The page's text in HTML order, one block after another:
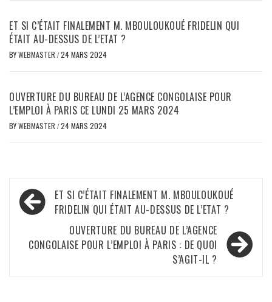
ET SI C’ÉTAIT FINALEMENT M. MBOULOUKOUÉ FRIDELIN QUI
ÉTAIT AU-DESSUS DE L’ETAT ?
BYWEBMASTER /24 MARS 2024
OUVERTURE DU BUREAU DE L’AGENCE CONGOLAISE POUR
L’EMPLOI À PARIS CE LUNDI 25 MARS 2024
BYWEBMASTER /24 MARS 2024
Navigation
de
l’article
ET SI C’ÉTAIT FINALEMENT M. MBOULOUKOUÉ
FRIDELIN QUI ÉTAIT AU-DESSUS DE L’ETAT ?
OUVERTURE DU BUREAU DE L’AGENCE
CONGOLAISE POUR L’EMPLOI À PARIS : DE QUOI
S’AGIT-IL ?